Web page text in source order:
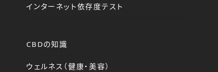
インターネット依存度テスト
CBDの知識
ウェルネス（健康・美容）